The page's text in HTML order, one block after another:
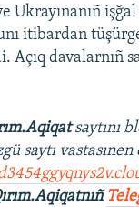
Ukrayınanıñ
itibardan
Açıq davalarnıñ
saytını
saytı vastasınen